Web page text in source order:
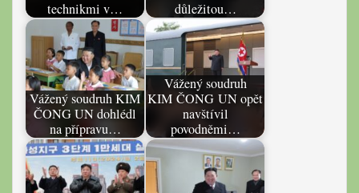
technikmi v…
důležitou…
Vážený soudruh KIM
ČONG UN dohlédl
na přípravu…
Vážený soudruh
KIM ČONG UN opět
navštívil
povodněmi…